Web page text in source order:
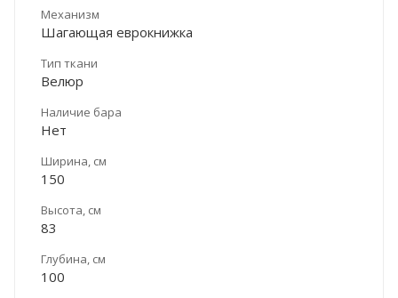
Механизм
Шагающая еврокнижка
Тип ткани
Велюр
Наличие бара
Нет
Ширина, см
150
Высота, см
83
Глубина, см
100